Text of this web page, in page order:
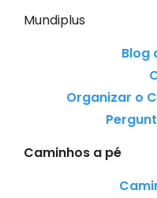
Mundiplus
Blog
Organizar o
Caminhos a pé